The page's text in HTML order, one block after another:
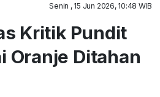
Senin , 15 Jun 2026, 10:48 WIB
Kritik Pundit
Oranje Ditahan